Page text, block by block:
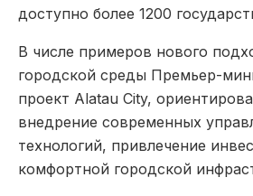
доступно более 1200
В числе примеров нового
городской среды Премьер-
проект Alatau City,
внедрение современных
технологий, привлечение
комфортной городской